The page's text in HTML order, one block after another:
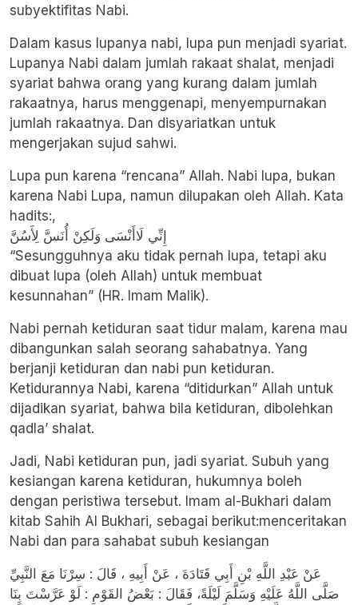
subyektifitas Nabi.
Dalam kasus lupanya nabi, lupa pun menjadi syariat.
Lupanya Nabi dalam jumlah rakaat shalat, menjadi
syariat bahwa orang yang kurang dalam jumlah
rakaatnya, harus menggenapi, menyempurnakan
jumlah rakaatnya. Dan disyariatkan untuk
mengerjakan sujud sahwi.
Lupa pun karena “rencana” Allah. Nabi lupa, bukan
karena Nabi Lupa, namun dilupakan oleh Allah. Kata
hadits:,
إِنِّي لَاأَنْسَى وَلَكِنْ أُنَسَّ لِأَسُنَّ
“Sesungguhnya aku tidak pernah lupa, tetapi aku
dibuat lupa (oleh Allah) untuk membuat
kesunnahan” (HR. Imam Malik).
Nabi pernah ketiduran saat tidur malam, karena mau
dibangunkan salah seorang sahabatnya. Yang
berjanji ketiduran dan nabi pun ketiduran.
Ketidurannya Nabi, karena “ditidurkan” Allah untuk
dijadikan syariat, bahwa bila ketiduran, dibolehkan
qadla’ shalat.
Jadi, Nabi ketiduran pun, jadi syariat. Subuh yang
kesiangan karena ketiduran, hukumnya boleh
dengan peristiwa tersebut. Imam al-Bukhari dalam
kitab Sahih Al Bukhari, sebagai berikut:menceritakan
Nabi dan para sahabat subuh kesiangan
عَنْ عَبْدِ اللَّهِ بْنِ أَبِي قَتَادَةَ ، عَنْ أَبِيهِ ، قَالَ : سِرْنَا مَعَ النَّبِيِّ
صَلَّى اللَّهُ عَلَيْهِ وَسَلَّمَ لَيْلَةً، فَقَالَ : بَعْضُ القَوْمِ : لَوْ عَرَّسْتَ بِنَا